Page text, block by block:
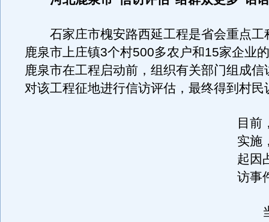
石家庄市槐安路西延工程是省会重点工
鹿泉市上庄镇3个村500多农户和15家企业
鹿泉市在工程启动前，组织有关部门组成信
对该工程征地进行信访评估，最终得到村民
目前
实施
起因
访事
当